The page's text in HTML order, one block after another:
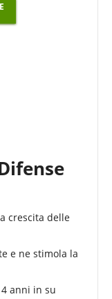
crescita delle
e ne stimola la
anni in su